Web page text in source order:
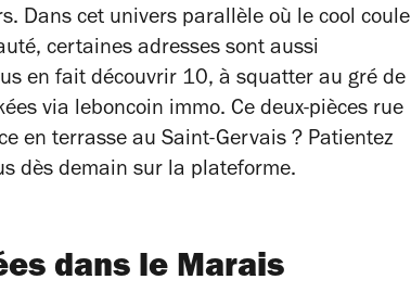
Dans cet univers parallèle où le cool coule
certaines adresses sont aussi
en fait découvrir 10, à squatter au gré de
via leboncoin immo. Ce deux-pièces rue
en terrasse au Saint-Gervais ? Patientez
dès demain sur la plateforme.
dans le Marais